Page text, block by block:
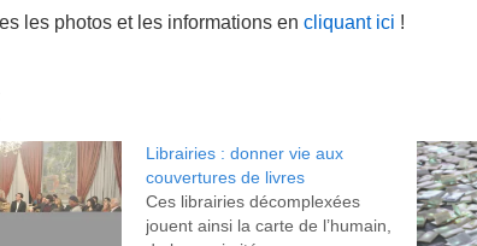
les photos et les informations en cliquant ici !
Librairies : donner vie aux
couvertures de livres
Ces librairies décomplexées
jouent ainsi la carte de l’humain,